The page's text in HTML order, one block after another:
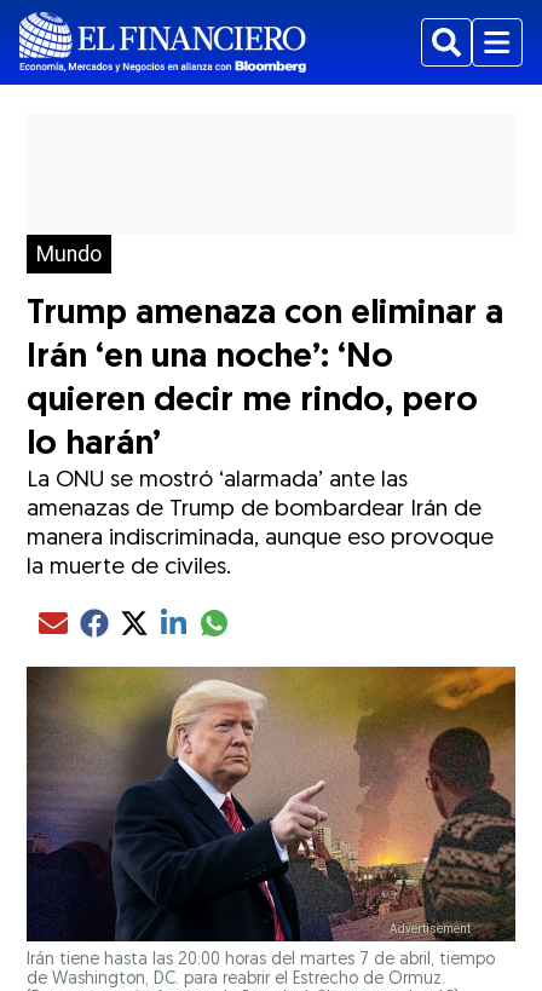
BuscarMenu
Mundo
Trump amenaza con eliminar a
Irán ‘en una noche’: ‘No
quieren decir me rindo, pero
lo harán’
La ONU se mostró ‘alarmada’ ante las
amenazas de Trump de bombardear Irán de
manera indiscriminada, aunque eso provoque
la muerte de civiles.
Compartir el artículo actual mediante Email
Compartir el artículo actual mediante Facebook
Compartir el artículo actual mediante Twitter
Compartir el artículo actual mediante LinkedIn
Compartir el artículo actual mediante
Irán tiene hasta las 20:00 horas del martes 7 de abril, tiempo
de Washington, DC. para reabrir el Estrecho de Ormuz.